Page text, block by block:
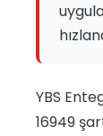
YBS
16949